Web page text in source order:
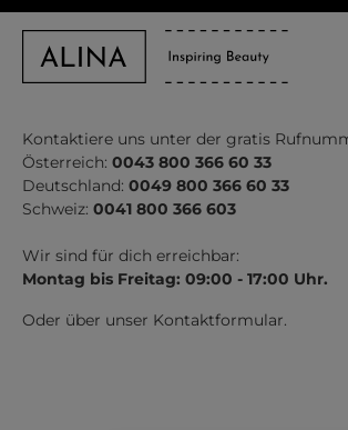
Kontaktiere uns unter der gratis
Österreich: 0043 800 366 60 33
Deutschland: 0049 800 366 60 33
Schweiz: 0041 800 366 603
Wir sind für dich erreichbar:
Montag bis Freitag: 09:00 - 17:00 Uhr.
Oder über unser Kontaktformular.